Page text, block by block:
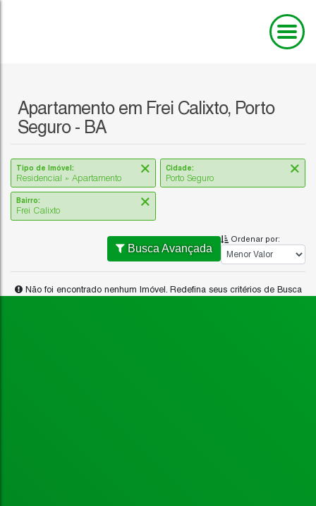
Apartamento em Frei Calixto, Porto
Seguro - BA
Tipo de Imóvel:
Residencial » Apartamento
Cidade:
Bairro:
Busca Avançada
Ordenar por: